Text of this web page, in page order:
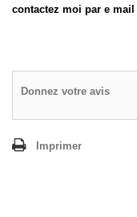
contactez moi par e mail
Donnez votre avis
Imprimer